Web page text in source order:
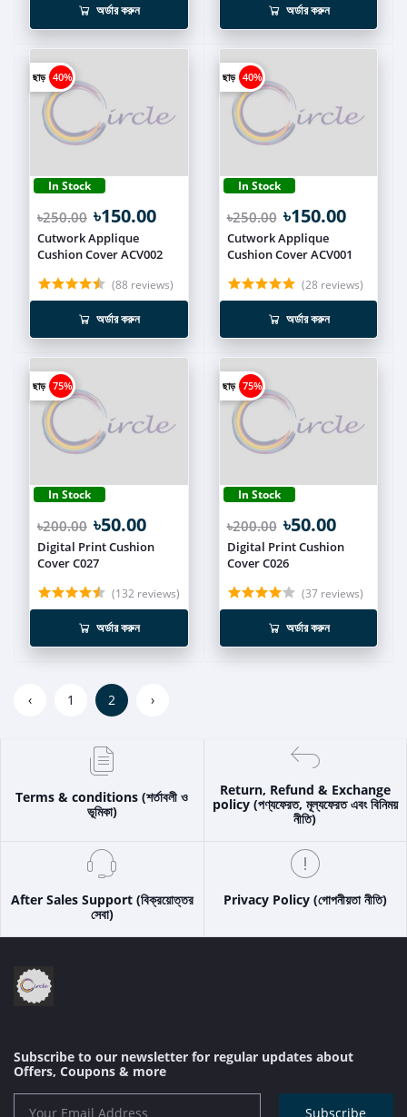
অর্ডার করুন অর্ডার করুন
ছাড় 40%
In Stock
৳250.00 ৳150.00
Cutwork Applique
Cushion Cover ACV002
(88 reviews)
অর্ডার করুন
ছাড় 40%
In Stock
৳250.00 ৳150.00
Cutwork Applique
Cushion Cover ACV001
(28 reviews)
অর্ডার করুন
ছাড় 75%
In Stock
৳200.00 ৳50.00
Digital Print Cushion
Cover C027
(132 reviews)
অর্ডার করুন
ছাড় 75%
In Stock
৳200.00 ৳50.00
Digital Print Cushion
Cover C026
(37 reviews)
অর্ডার করুন
‹ 1 2 ›
Terms & conditions (শর্তাবলী ও
ভূমিকা)
Return, Refund & Exchange
policy (পণ্যফেরত, মূল্যফেরত এবং বিনিময়
নীতি)
After Sales Support (বিক্রয়োত্তর
সেবা)
Privacy Policy (গোপনীয়তা নীতি)
Subscribe to our newsletter for regular updates about
Offers, Coupons & more
Subscribe